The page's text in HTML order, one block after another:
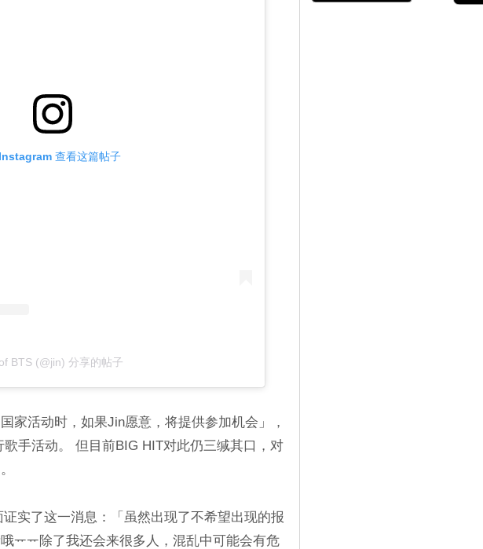
查看这篇帖子
BTS (@jin) 分享的帖子
家活动时，如果Jin愿意，将提供参加机会」，
手活动。 但目前BIG HIT对此仍三缄其口，对
实了这一消息：「虽然出现了不希望出现的报
ᅲᅲ除了我还会来很多人，混乱中可能会有危